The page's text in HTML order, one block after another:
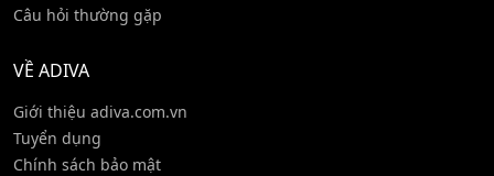
Câu hỏi thường gặp
VỀ ADIVA
Giới thiệu adiva.com.vn
Tuyển dụng
Chính sách bảo mật